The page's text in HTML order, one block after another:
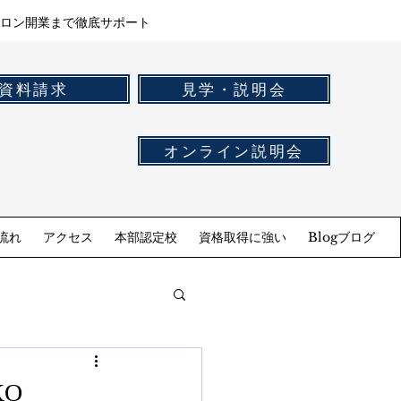
ン開業まで徹底サポート
料請求 見学・説明会
オンライン説明会
れ アクセス 本部認定校 資格取得に強い Blogブログ